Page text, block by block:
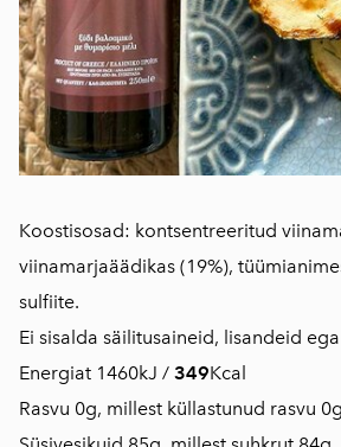
Koostisosad: kontsentreeritud
viinamarjaäädikas (19%),
sulfiite.
Ei sisalda säilitusaineid, lisandeid
Energiat 1460kJ / 349Kcal
Rasvu 0g, millest küllastunud rasvu 0g